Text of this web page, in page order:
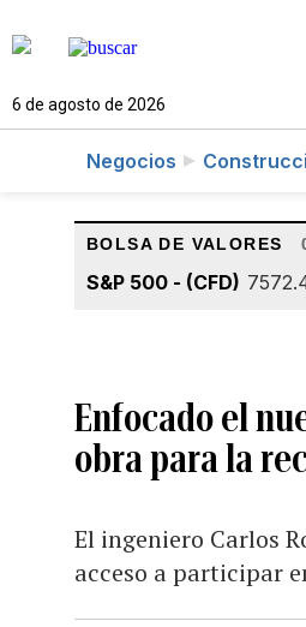
6 de agosto de 2026
Negocios
BOLSA DE VALORES
S&P 500 - (CFD)
Enfocado el
obra para la
El ingeniero Carlos
acceso a participar